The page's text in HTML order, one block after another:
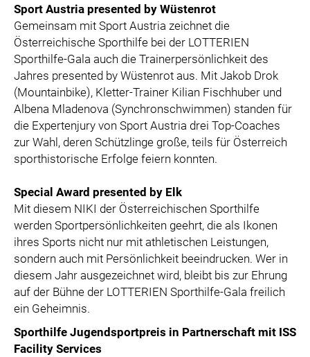
Sport Austria presented by Wüstenrot
Gemeinsam mit Sport Austria zeichnet die
Österreichische Sporthilfe bei der LOTTERIEN
Sporthilfe-Gala auch die Trainerpersönlichkeit des
Jahres presented by Wüstenrot aus. Mit Jakob Drok
(Mountainbike), Kletter-Trainer Kilian Fischhuber und
Albena Mladenova (Synchronschwimmen) standen für
die Expertenjury von Sport Austria drei Top-Coaches
zur Wahl, deren Schützlinge große, teils für Österreich
sporthistorische Erfolge feiern konnten.
Special Award presented by Elk
Mit diesem NIKI der Österreichischen Sporthilfe
werden Sportpersönlichkeiten geehrt, die als Ikonen
ihres Sports nicht nur mit athletischen Leistungen,
sondern auch mit Persönlichkeit beeindrucken. Wer in
diesem Jahr ausgezeichnet wird, bleibt bis zur Ehrung
auf der Bühne der LOTTERIEN Sporthilfe-Gala freilich
ein Geheimnis.
Sporthilfe Jugendsportpreis in Partnerschaft mit ISS
Facility Services